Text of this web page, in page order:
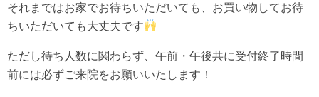
それまではお家でお待ちいただいても、お買い物してお待
ちいただいても大丈夫です
ただし待ち人数に関わらず、午前・午後共に受付終了時間
前には必ずご来院をお願いいたします！